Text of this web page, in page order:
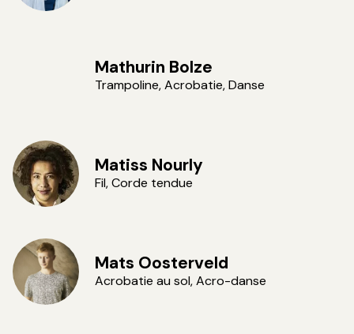
Mathurin Bolze
Trampoline, Acrobatie, Danse
Matiss Nourly
Fil, Corde tendue
Mats Oosterveld
Acrobatie au sol, Acro-danse